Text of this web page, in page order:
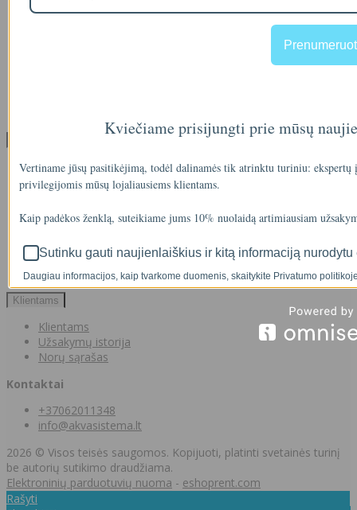
Visos prekės
Prekės su nuolaida
Prekių grąžinimai
Partnerystės programa
Svetainės medis
Kontaktai
Klientams
Klientams
Užsakymų istorija
Norų sąrašas
Kontaktai
+37062011348
info@akvasistema.lt
2026 © Visos teisės saugomos. Kopijuoti, platinti svetainės turinį
be autorių sutikimo draudžiama.
Elektroninių parduotuvių nuoma - eshoprent.com
Rašyti
Kviečiame prisijungti prie mūsų
Vertiname jūsų pasitikėjimą, todėl dalinamės tik atrinktu turiniu:
privilegijomis mūsų lojaliausiems klientams.
Kaip padėkos ženklą, suteikiame jums 10% nuolaidą artimiausiam
Sutinku gauti naujienlaiškius ir kitą informaciją
Daugiau informacijos, kaip tvarkome duomenis, skaitykite Privatumo